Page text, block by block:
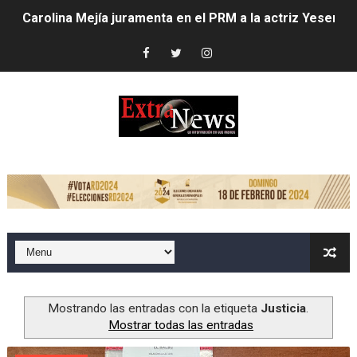
Carolina Mejía juramenta en el PRM a la actriz Yesenia
Club de Villa Francisca entrega trofeo de campeonato
Carolina Mejía dispone mayores acciones ante
LOS HEAT LATIN MUSIC AWARDS ESTÁN LISTOS PARA
EMPRESA DE COURIER ABRE PRIMER LOCKER DEL
Candidato a senador asegura impulsará grandes
Dío Astacio revela encontró deuda de 1,723 millones
Alcaldesa Carolina Mejía inicia cambios en su
Mostrando las entradas con la etiqueta Justicia.
Mostrar todas las entradas